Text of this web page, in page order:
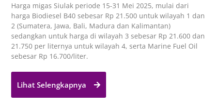
Harga migas Siulak periode 15-31 Mei 2025, mulai dari
harga Biodiesel B40 sebesar Rp 21.500 untuk wilayah 1 dan
2 (Sumatera, Jawa, Bali, Madura dan Kalimantan)
sedangkan untuk harga di wilayah 3 sebesar Rp 21.600 dan
21.750 per liternya untuk wilayah 4, serta Marine Fuel Oil
sebesar Rp 16.700/liter.
Lihat Selengkapnya